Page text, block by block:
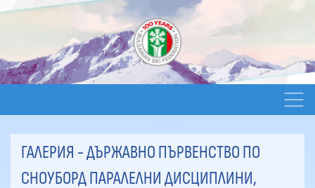
ГАЛЕРИЯ - ДЪРЖАВНО ПЪРВЕНСТВО ПО
СНОУБОРД ПАРАЛЕЛНИ ДИСЦИПЛИНИ,